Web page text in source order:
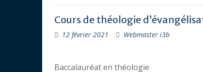
Cours de théologie
12 février 2021 Webmaster i3b
Baccalauréat en théologie